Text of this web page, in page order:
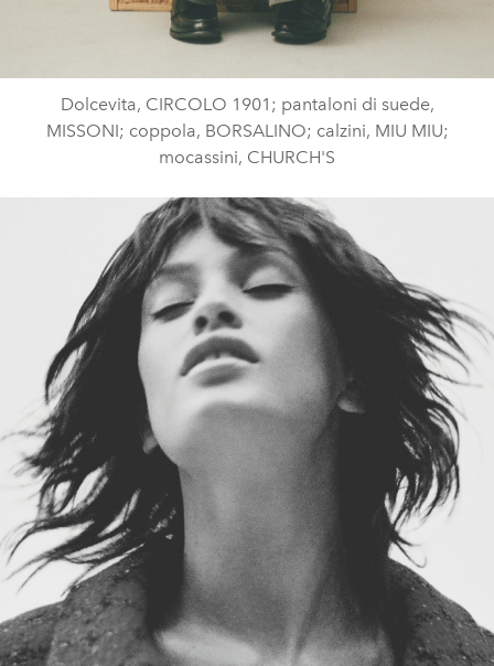
Dolcevita, CIRCOLO 1901; pantaloni di suede,
MISSONI; coppola, BORSALINO; calzini, MIU MIU;
mocassini, CHURCH'S